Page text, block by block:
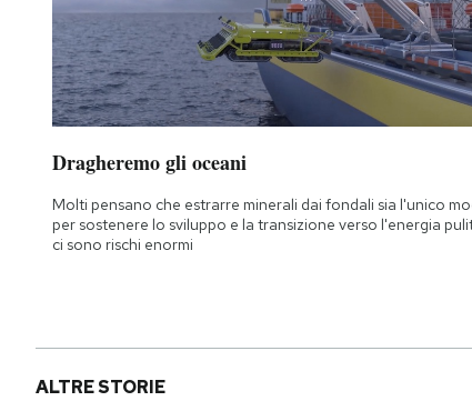
Dragheremo gli oceani
Molti pensano che estrarre minerali dai fondali sia l'unico
per sostenere lo sviluppo e la transizione verso l'energia
ci sono rischi enormi
ALTRE STORIE